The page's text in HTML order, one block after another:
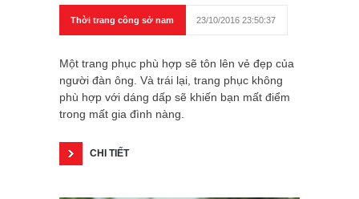
Thời trang công sở nam 23/10/2016 23:50:37
Một trang phục phù hợp sẽ tôn lên vẻ đẹp của
người đàn ông. Và trái lại, trang phục không
phù hợp với dáng dấp sẽ khiến bạn mất điểm
trong mất gia đình nàng.
CHI TIẾT